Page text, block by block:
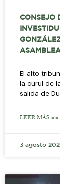
CONSEJO
El alto
la curul de
salida de
LEER MÁS >>
3 agosto